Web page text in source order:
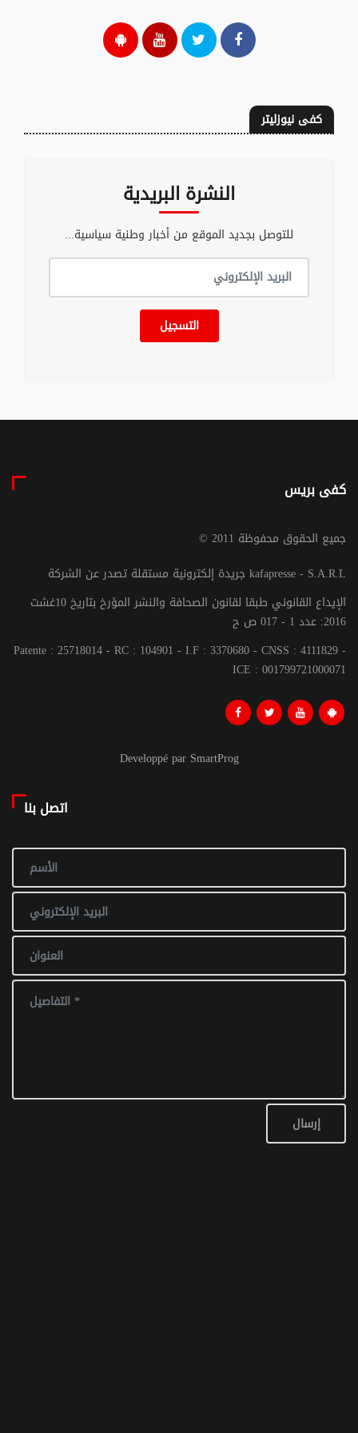
كفى نيوزليتر
النشرة البريدية
للتوصل بجديد الموقع من أخبار وطنية سياسية...
التسجيل
كفى بريس
© جميع الحقوق محفوظة 2011
جريدة إلكترونية مستقلة تصدر عن الشركة kafapresse - S.A.R.L
الإيداع القانوني طبقا لقانون الصحافة والنشر المؤرخ بتاريخ 10غشت
2016: عدد 1 - 017 ص ح
Patente : 25718014 - RC : 104901 - I.F : 3370680 - CNSS : 4111829 -
ICE : 001799721000071
Developpé par SmartProg
اتصل بنا